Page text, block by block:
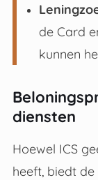
de Card
kunnen
diensten
Hoewel ICS
heeft, biedt de